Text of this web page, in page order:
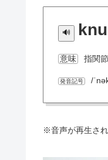
意味 指関
発音記号 /
※音声が再生さ